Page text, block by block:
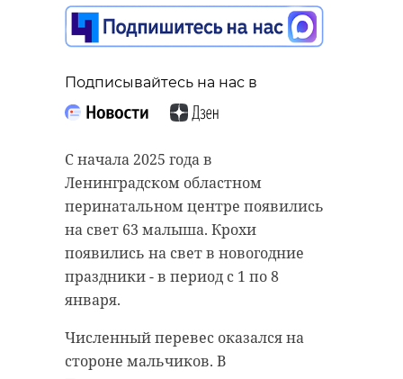
Подписывайтесь на нас в
С начала 2025 года в
Ленинградском областном
перинатальном центре появились
на свет 63 малыша. Крохи
появились на свет в новогодние
праздники - в период с 1 по 8
января.
Численный перевес оказался на
стороне мальчиков. В
(Гатчинский округ) подъезд одного
из домов оборудовали наклонным
подъемником и горизонтальной
площадкой. Работы провели после
вмешательства прокуратуры
Ленинградской области.
В одном из домов в деревне Малые
Колпаны проживал инвалид-
колясочник. Из-за отсутствия
кусок льда
09 января 2025, 13:13
Подписывайтесь на нас в
В Санкт-Петербурге на
Заусадебной улице с крыши
здания упал кусок льда. В четверг,
9 января, прокуратура
столицы сообщила о начале
проверки по факту